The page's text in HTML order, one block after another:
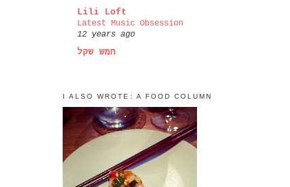
Lili Loft
Latest Music Obsession
12 years ago
חמש שקל
I ALSO WROTE: A FOOD COLUMN